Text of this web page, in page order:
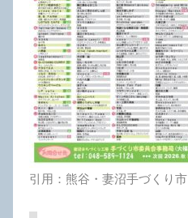
引用：熊谷・妻沼手づくり市